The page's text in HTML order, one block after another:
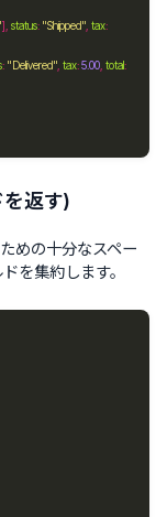
], status: "Shipped" tax:
: "Delivered" tax:5.00 total:
返す)
めの十分なスペー
を集約します。